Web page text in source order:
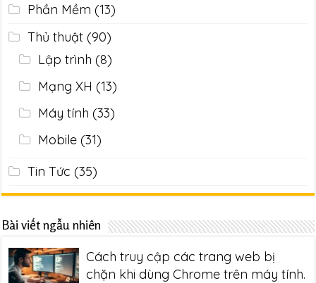
Phần Mềm (13)
Thủ thuật(90)
Lập trình (8)
Mạng XH (13)
Máy tính (33)
Mobile(31)
Tin Tức (35)
Bài viết ngẫu nhiên
Cách truy cập các trang web bị
chặn khi dùng Chrome trên máy tính.